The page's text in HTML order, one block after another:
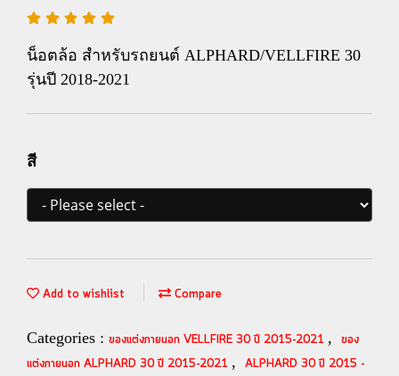
น็อตล้อ สำหรับรถยนต์ ALPHARD/VELLFIRE 30
รุ่นปี 2018-2021
สี
Add to wishlist Compare
Categories : ของแต่งภายนอก VELLFIRE 30 ปี 2015-2021 , ของ
แต่งภายนอก ALPHARD 30 ปี 2015-2021 , ALPHARD 30 ปี 2015 -